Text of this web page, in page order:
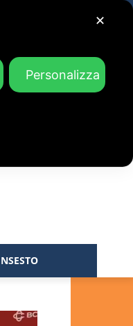
✕
Personalizza